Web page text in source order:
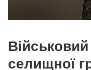
селищної